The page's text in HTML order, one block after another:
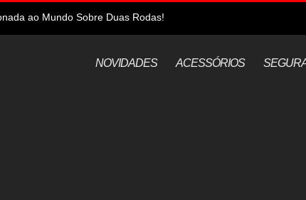
ao Mundo Sobre Duas Rodas!
NOVIDADES ACESSÓRIOS